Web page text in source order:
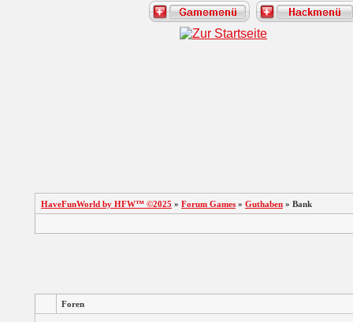
HaveFunWorld by HFW™ ©2025 » Forum Games » Guthaben » Bank
Foren